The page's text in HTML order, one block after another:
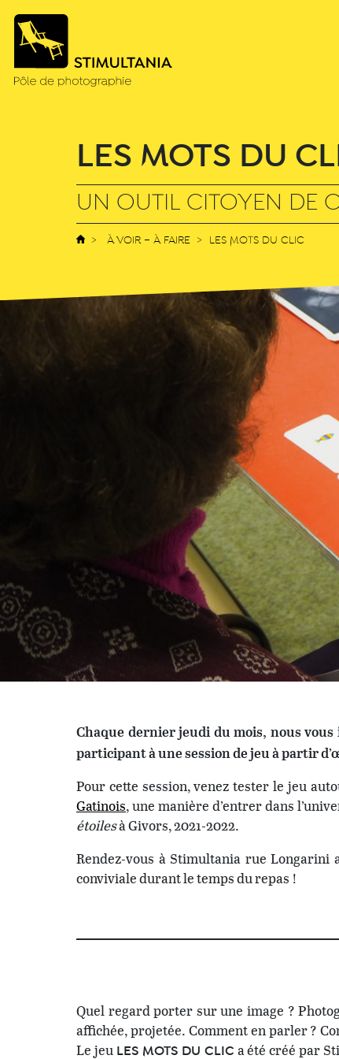
LES MOTS DU
UN OUTIL CITOYEN DE
À VOIR – À FAIRE LES MOTS DU CLIC
Chaque dernier jeudi du mois, nous
participant à une session de jeu à partir
Pour cette session, venez tester le jeu
Gatinois, une manière d’entrer dans
étoilesà Givors, 2021-2022.
Rendez-vous à Stimultania rue Longarini
conviviale durant le temps du repas !
Quel regard porter sur une image ?
affichée, projetée. Comment en parler ?
Le jeu LES MOTS DU CLIC a été créé par